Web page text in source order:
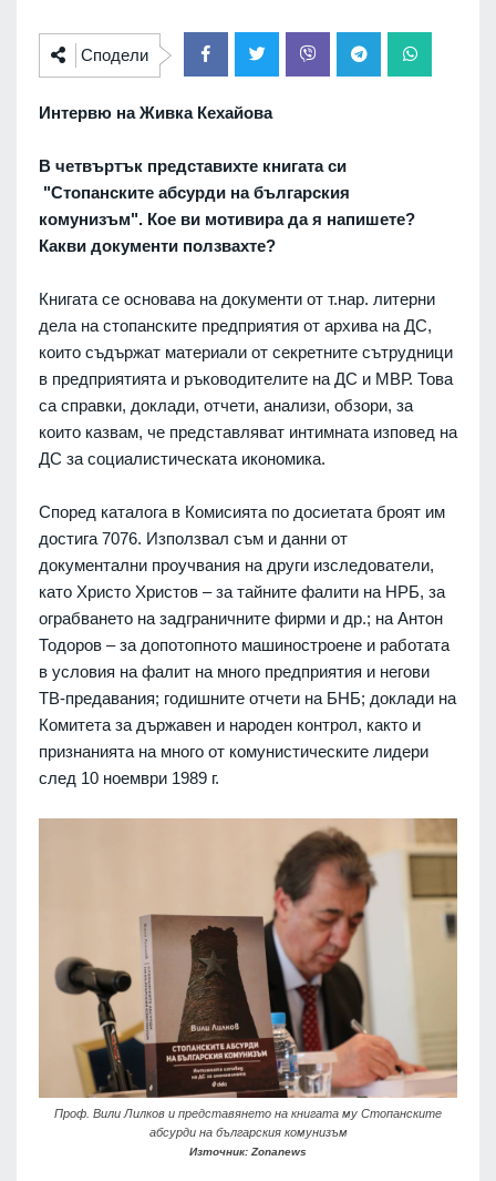
Сподели
Интервю на Живка Кехайова
В четвъртък представихте книгата си
"Стопанските абсурди на българския
комунизъм". Кое ви мотивира да я напишете?
Какви документи ползвахте?
Книгата се основава на документи от т.нар. литерни
дела на стопанските предприятия от архива на ДС,
които съдържат материали от секретните сътрудници
в предприятията и ръководителите на ДС и МВР. Това
са справки, доклади, отчети, анализи, обзори, за
които казвам, че представляват интимната изповед на
ДС за социалистическата икономика.
Според каталога в Комисията по досиетата броят им
достига 7076. Използвал съм и данни от
документални проучвания на други изследователи,
като Христо Христов – за тайните фалити на НРБ, за
ограбването на задграничните фирми и др.; на Антон
Тодоров – за допотопното машиностроене и работата
в условия на фалит на много предприятия и негови
ТВ-предавания; годишните отчети на БНБ; доклади на
Комитета за държавен и народен контрол, както и
признанията на много от комунистическите лидери
след 10 ноември 1989 г.
Проф. Вили Лилков и представянето на книгата му Стопанските
абсурди на българския комунизъм
Източник: Zonanews